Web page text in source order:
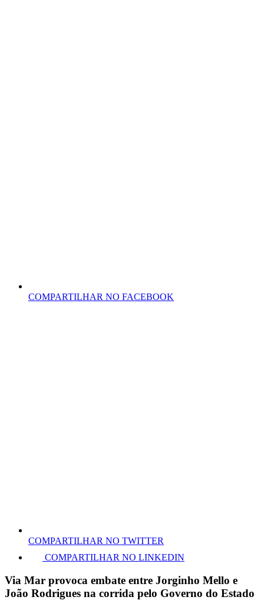
COMPARTILHAR NO FACEBOOK
COMPARTILHAR NO TWITTER
COMPARTILHAR NO LINKEDIN
Via Mar provoca embate entre Jorginho Mello e
João Rodrigues na corrida pelo Governo do Estado